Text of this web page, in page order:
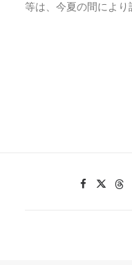
等は、今夏の間により